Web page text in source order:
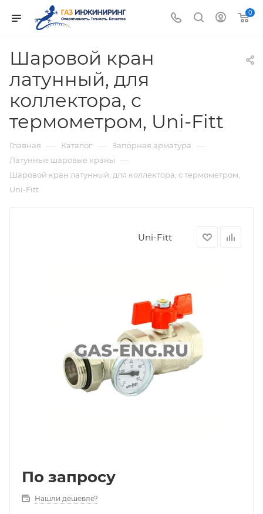
0
Шаровой кран
латунный, для
коллектора, с
термометром, Uni-Fitt
Главная — Каталог — Запорная арматура —
Латунные шаровые краны —
Шаровой кран латунный, для коллектора, с термометром,
Uni-Fitt
Uni-Fitt
По запросу
Нашли дешевле?